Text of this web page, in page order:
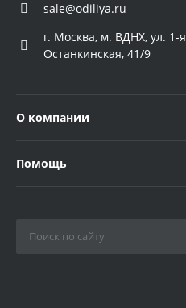
sale@odiliya.ru
г. Москва, м. ВДНХ, ул. 1-я
Останкинская, 41/9
О компании
Помощь